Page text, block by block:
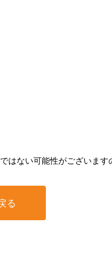
ない可能性がございます
る